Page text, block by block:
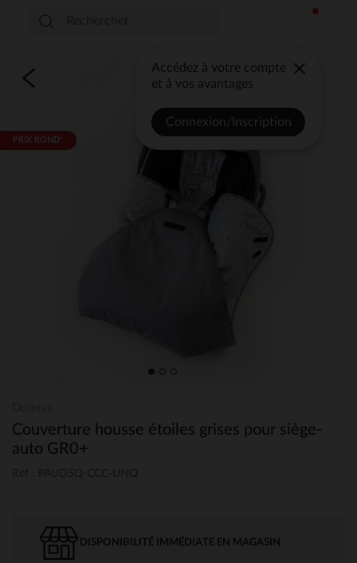
Accédez à votre compte
et à vos avantages
Connexion/Inscription
PRIX ROND*
Couverture housse étoiles grises pour siège-
auto GR0+
DISPONIBILITÉ IMMÉDIATE EN MAGASIN